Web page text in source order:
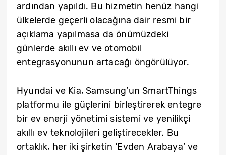
ardından yapıldı. Bu hizmetin henüz hangi
ülkelerde geçerli olacağına dair resmi bir
açıklama yapılmasa da önümüzdeki
günlerde akıllı ev ve otomobil
entegrasyonunun artacağı öngörülüyor.
Hyundai ve Kia, Samsung’un SmartThings
platformu ile güçlerini birleştirerek entegre
bir ev enerji yönetimi sistemi ve yenilikçi
akıllı ev teknolojileri geliştirecekler. Bu
ortaklık, her iki şirketin ‘Evden Arabaya’ ve